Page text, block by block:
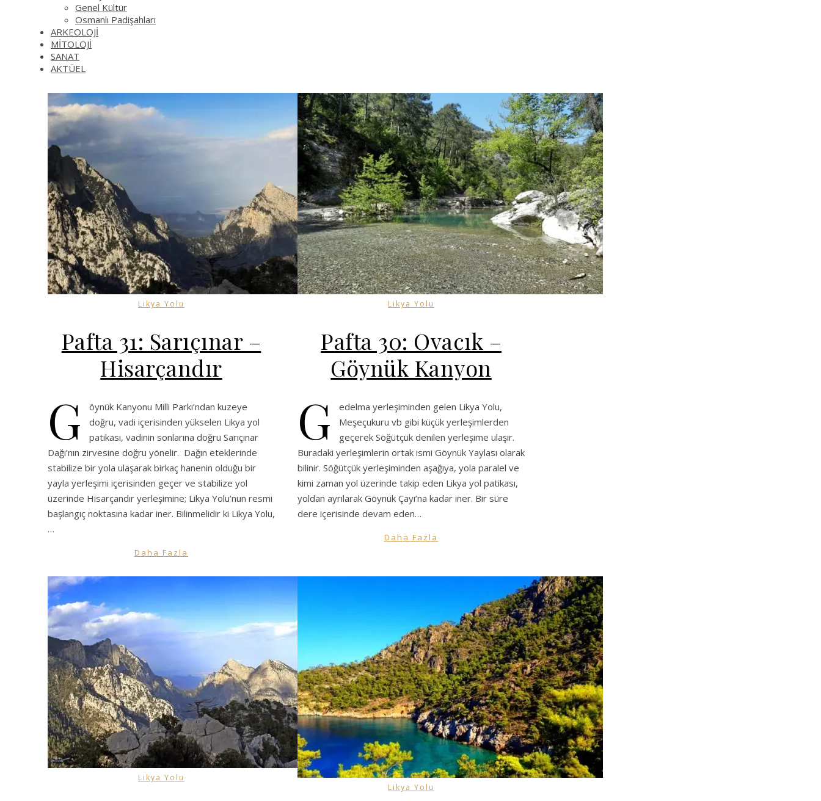
Genel Kültür
Osmanlı Padişahları
ARKEOLOJİ
MİTOLOJİ
SANAT
AKTÜEL
Likya Yolu
Pafta 31: Sarıçınar –
Hisarçandır
G
öynük Kanyonu Milli Parkı’ndan kuzeye
doğru, vadi içerisinden yükselen Likya yol
patikası, vadinin sonlarına doğru Sarıçınar
Dağı’nın zirvesine doğru yönelir. Dağın eteklerinde
stabilize bir yola ulaşarak birkaç hanenin olduğu bir
yayla yerleşimi içerisinden geçer ve stabilize yol
üzerinde Hisarçandır yerleşimine; Likya Yolu’nun resmi
başlangıç noktasına kadar iner. Bilinmelidir ki Likya Yolu,
…
Daha Fazla
Likya Yolu
Pafta 30: Ovacık –
Göynük Kanyon
G
edelma yerleşiminden gelen Likya Yolu,
Meşeçukuru vb gibi küçük yerleşimlerden
geçerek Söğütçük denilen yerleşime ulaşır.
Buradaki yerleşimlerin ortak ismi Göynük Yaylası olarak
bilinir. Söğütçük yerleşiminden aşağıya, yola paralel ve
kimi zaman yol üzerinde takip eden Likya yol patikası,
yoldan ayrılarak Göynük Çayı’na kadar iner. Bir süre
dere içerisinde devam eden…
Daha Fazla
Likya Yolu
Likya Yolu